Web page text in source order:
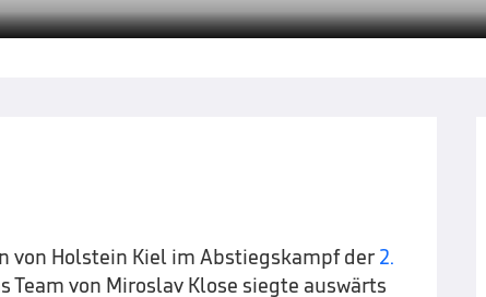
von Holstein Kiel im Abstiegskampf der 2.
Team von Miroslav Klose siegte auswärts